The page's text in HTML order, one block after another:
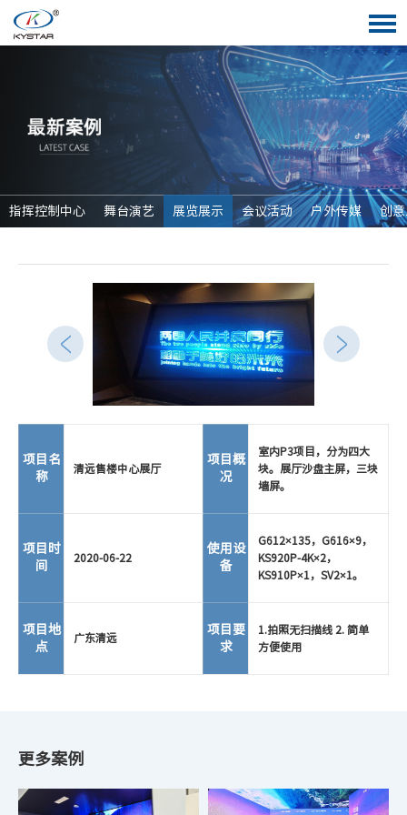
指挥控制中心 舞台演艺 展览展示 会议活动 户外传媒 创
项目名
称
清远售楼中心展厅
项目概
况
室内P3项目，分为四大
块。展厅沙盘主屏，三块
墙屏。
项目时
间
2020-06-22
使用设
备
G612×135，G616×9，
KS920P-4K×2，
KS910P×1，SV2×1。
项目地
点
广东清远
项目要
求
1.拍照无扫描线 2. 简单
方便使用
更多案例